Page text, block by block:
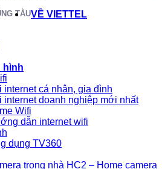
TÀUVỀ VIETTEL
hình
internet cá nhân, gia đình
internet doanh nghiệp mới nhất
Wifi
dẫn internet wifi
dụng TV360
trong nhà HC2 – Home camera